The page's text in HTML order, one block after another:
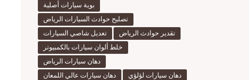
بوية سيارات أصلية
تصليح حوادث السيارات الرياض
تعديل شاصي السيارات
تقدير حوادث الرياض
خلط ألوان سيارات بالكمبيوتر
دهان سيارات الرياض
دهان سيارات عالي اللمعان
دهان سيارات لؤلؤي